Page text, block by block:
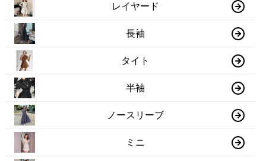
レイヤード
長袖
タイト
半袖
ノースリーブ
ミニ